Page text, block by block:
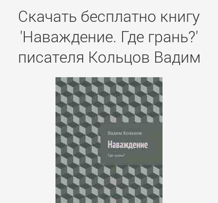
Скачать бесплатно книгу
'Наваждение. Где грань?'
писателя Кольцов Вадим